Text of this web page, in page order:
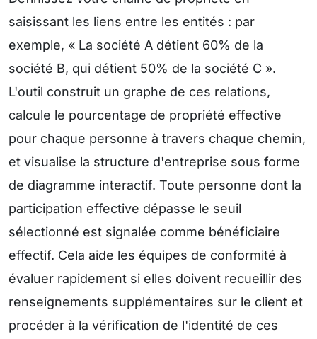
saisissant les liens entre les entités : par
exemple, « La société A détient 60% de la
société B, qui détient 50% de la société C ».
L'outil construit un graphe de ces relations,
calcule le pourcentage de propriété effective
pour chaque personne à travers chaque chemin,
et visualise la structure d'entreprise sous forme
de diagramme interactif. Toute personne dont la
participation effective dépasse le seuil
sélectionné est signalée comme bénéficiaire
effectif. Cela aide les équipes de conformité à
évaluer rapidement si elles doivent recueillir des
renseignements supplémentaires sur le client et
procéder à la vérification de l'identité de ces